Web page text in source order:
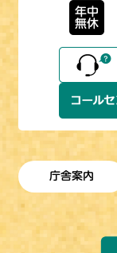
年中
無休
庁舎案内